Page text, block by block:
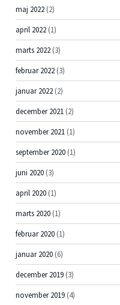
maj 2022 (2)
april 2022 (1)
marts 2022 (3)
februar 2022 (3)
januar 2022 (2)
december 2021 (2)
november 2021 (1)
september 2020 (1)
juni 2020 (3)
april 2020 (1)
marts 2020 (1)
februar 2020 (1)
januar 2020 (6)
december 2019 (3)
november 2019 (4)